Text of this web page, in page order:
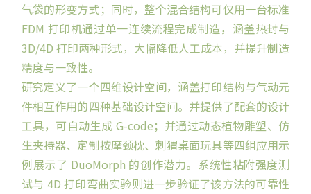
气袋的形变方式；同时，整个混合结构可仅用一台标准
FDM 打印机通过单一连续流程完成制造，涵盖热封与
3D/4D 打印两种形式，大幅降低人工成本，并提升制造
精度与一致性。
研究定义了一个四维设计空间，涵盖打印结构与气动元
件相互作用的四种基础设计空间。并提供了配套的设计
工具，可自动生成 G-code；并通过动态植物雕塑、仿
生夹持器、定制按摩颈枕、刺猬桌面玩具等四组应用示
例展示了 DuoMorph 的创作潜力。系统性粘附强度测
试与 4D 打印弯曲实验则进一步验证了该方法的可靠性